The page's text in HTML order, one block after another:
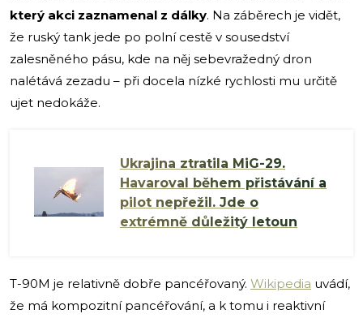
který akci zaznamenal z dálky. Na záběrech je vidět,
že ruský tank jede po polní cestě v sousedství
zalesněného pásu, kde na něj sebevražedný dron
nalétává zezadu – při docela nízké rychlosti mu určitě
ujet nedokáže.
Ukrajina ztratila MiG-29.
Havaroval během přistávání a
pilot nepřežil. Jde o
extrémně důležitý letoun
T-90M je relativně dobře pancéřovaný. Wikipedia uvádí,
že má kompozitní pancéřování, a k tomu i reaktivní